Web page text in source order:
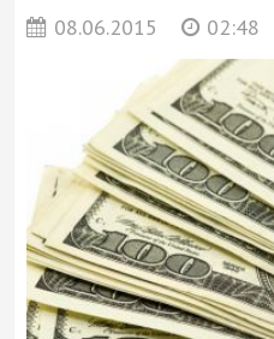
08.06.2015 02:48